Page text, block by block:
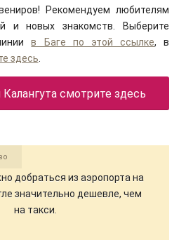
Рекомендуем любителям
и новых знакомств. Выберите
в Баге по этой ссылке, в
здесь
смотрите здесь
добраться из аэропорта на
значительно дешевле, чем
на такси.